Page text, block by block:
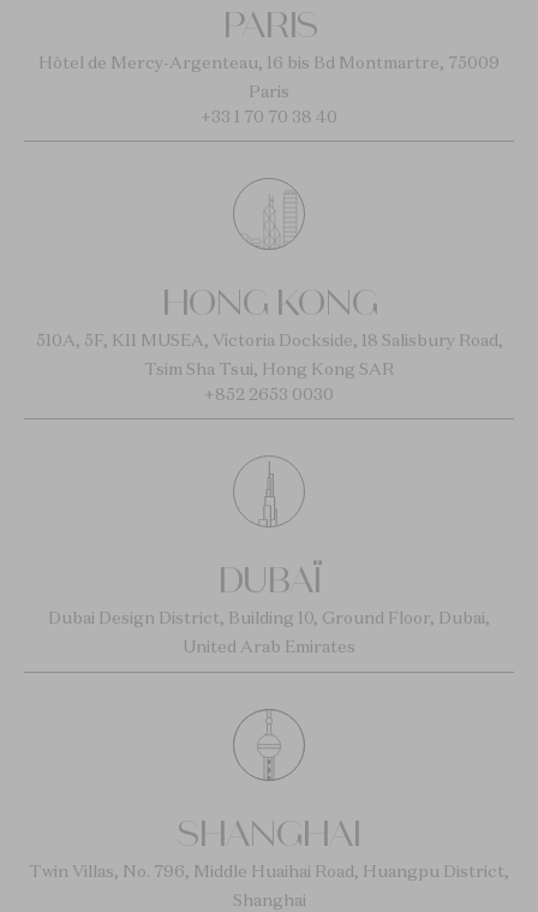
PARIS
Hôtel de Mercy-Argenteau, 16 bis Bd Montmartre, 75009
Paris
+33 1 70 70 38 40
HONG KONG
510A, 5F, K11 MUSEA, Victoria Dockside, 18 Salisbury Road,
Tsim Sha Tsui, Hong Kong SAR
+852 2653 0030
DUBAÏ
Dubai Design District, Building 10, Ground Floor, Dubai,
United Arab Emirates
SHANGHAI
Twin Villas, No. 796, Middle Huaihai Road, Huangpu District,
Shanghai